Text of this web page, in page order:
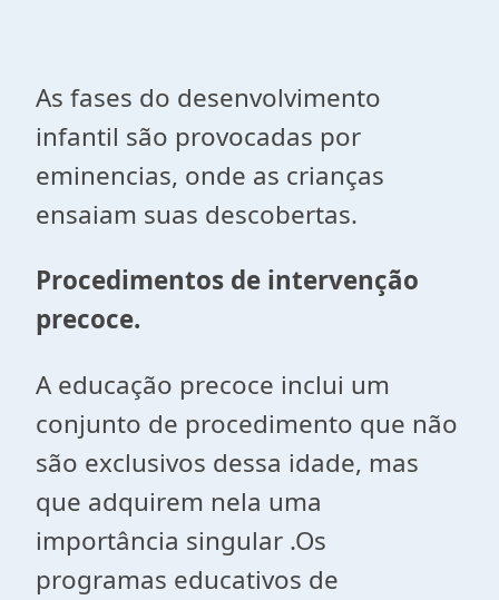
As fases do desenvolvimento
infantil são provocadas por
eminencias, onde as crianças
ensaiam suas descobertas.
Procedimentos de intervenção
precoce.
A educação precoce inclui um
conjunto de procedimento que não
são exclusivos dessa idade, mas
que adquirem nela uma
importância singular .Os
programas educativos de